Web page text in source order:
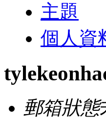
主題
個人資
郵箱狀態